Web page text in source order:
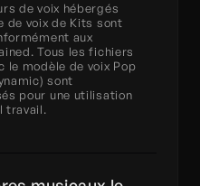
de voix hébergés
de voix de Kits sont
aux
Tous les fichiers
le modèle de voix Pop
sont
pour une utilisation
travail.